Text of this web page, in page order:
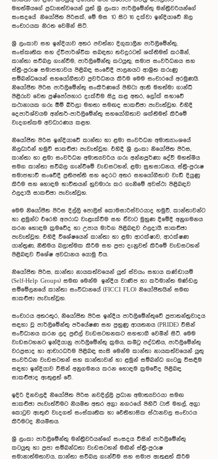
මහත්මියගේ ප්‍රධානත්වයෙන් යුත් ශ්‍රී ලංකා පාර්ලිමේන්තු මන්ත්‍රීවරියන්ගේ
සංසදයේ නියෝජිත පිරිසක්, මේ මස 10 සිට 16 දක්වා ඉන්දියාවේ නිල
සංචාරයක නිරත වෙමින් සිටී.
ශ්‍රී ලංකාව සහ ඉන්දියාව අතර පවත්නා දිගුකාලීන පාර්ලිමේන්තු,
සංස්කෘතික සහ ද්විපාර්ශ්වික සබඳතා තවදුරටත් ශක්තිමත් කරමින්,
කාන්තා සවිබල ගැන්වීම, පාර්ලිමේන්තු කටයුතු, සමාජ සංවර්ධනය සහ
ස්ත්‍රී-පුරුෂ සමාජභාවය පිළිබඳ සංවේදී පාලනයට ආශ්‍රිත කරුණු
සම්බන්ධයෙන් සහයෝගීතාව ප්‍රවර්ධනය කිරීම මෙම සංචාරයේ අරමුණයි.
නියෝජිත පිරිස පාර්ලිමේන්තු සංකීර්ණයේ පිහිටා ඇති මහත්මා ගාන්ධි
පිළිරුව වෙත පුෂ්පෝපහාර දැක්වීම සිදු කළ අතර, ලෝක් සභාවේ
කථානායක ගරු ඕම් බිර්ලා මහතා සමඟද සාකච්ඡා පැවැත්වූහ. එහිදී
දෙපාර්ශ්වයම අන්තර්-පාර්ලිමේන්තු සහයෝගිතාව ශක්තිමත් කිරීමේ
වැදගත්කම අවධාරණය කළහ.
නියෝජිත පිරිස ඉන්දියාවේ කාන්තා හා ළමා සංවර්ධන අමාත්‍යාංශයේ
නිලධාරීන් හමුවී සාකච්ඡා පැවැත්වූහ. එහිදී ශ්‍රී ලංකා නියෝජිත පිරිස,
කාන්තා හා ළමා සංවර්ධන අමාත්‍යවරිය ගරු අන්නපූර්ණා දේවී මහත්මිය
සමග කාන්තා සවිබල ගැන්වීමේ වැඩසටහන්, ළමා සුභසාධනය, ස්ත්‍රී-පුරුෂ
සමාජභාවී සංවේදී ප්‍රතිපත්ති සහ දෙරට අතර සහයෝගීතාව වැඩි දියුණු
කිරීම සහ හොඳම භාවිතයන් හුවමාරු කර ගැනීමේ අවස්ථා පිළිබඳව
ඵලදායී සාකච්ඡා පැවැත්වූහ.
මෙම නියෝජිත පිරිස දිල්ලි පොලිස් කොමසාරිස්වරයාද හමුවී, කාන්තාවන්ට
හා ළමුන්ට එරෙහි අපරාධ වැළැක්වීම සහ ඒවාට මුහුණ දීමේදී අනුගමනය
කරන හොඳම ක්‍රමවේද හා උපාය මාර්ග පිළිබඳව ඵලදායී සාකච්ඡා
පැවැත්වූහ. එහිදී විශේෂයෙන් කාන්තා හා ළමා ආරක්ෂාව, ආරක්ෂණ
යාන්ත්‍රණ, නීතිමය බලාත්මක කිරීම සහ ප්‍රජා දැනුවත් කිරීමේ වැඩසටහන්
පිළිබඳව විශේෂ අවධානය යොමු විය.
නියෝජිත පිරිස, කාන්තා නායකත්වයෙන් යුත් ස්වයං සහාය කණ්ඩායම්
(Self-Help Groups) සමඟ මෙන්ම ඉන්දීය වාණිජ හා කර්මාන්ත මණ්ඩල
සම්මේලනයේ කාන්තා සංවිධානයේ (FICCI FLO) නියෝජිතයින් සමඟ
සාකච්ඡා පැවැත්වූහ.
සංචාරය අතරතුර, නියෝජිත පිරිස ඉන්දීය පාර්ලිමේන්තුවේ ප්‍රජාතන්ත්‍රවාදය
සඳහා වූ පාර්ලිමේන්තු පර්යේෂණ සහ පුහුණු ආයතනය (PRIDE) විසින්
සංවිධානය කරන ලද පුළුල් වැඩසටහනකට සහභාගී වෙමින් සිටී. මෙම
වැඩසටහනට ඉන්දියානු පාර්ලිමේන්තු ක්‍රමය, කමිටු පද්ධතිය, පාර්ලිමේන්තු
වරප්‍රසාද හා ආචාරධර්ම පිළිබඳ සැසි මෙන්ම කාන්තා නායකත්වයෙන් යුතු
සංවර්ධන වැඩසටහන් සහ කාන්තාවන් හා ළමුන් සම්බන්ධ ගැටලු විසඳීම
සඳහා ඉන්දියාව විසින් අනුගමනය කරන හොඳම ක්‍රමවේද පිළිබඳ
සාකච්ඡාද ඇතුළත් වේ.
ඉදිරි දිනවලදී නියෝජිත පිරිස නවදිල්ලි ප්‍රධාන අමාත්‍යවරයා සමඟ
සාකච්ඡා පැවැත්වීමට නියමිත අතර අග්‍රා නගරයේ පිහිටි ටාජ් මහල්, අග්‍රා
කොටුව ඇතුළු වැදගත් සංස්කෘතික හා ඓතිහාසික ස්ථානවල සංචාරය
කිරීමටද නියමිතය.
ශ්‍රී ලංකා පාර්ලිමේන්තු මන්ත්‍රීවරියන්ගේ සංසදය විසින් පාර්ලිමේන්තු
කටයුතු හා ප්‍රජා සම්බන්ධතා වැඩසටහන් මඟින් ස්ත්‍රී-පුරුෂ
සමානාත්මතාවය, කාන්තා සවිබල ගැන්වීම සහ සමාජ ඇතුළත් කිරීම